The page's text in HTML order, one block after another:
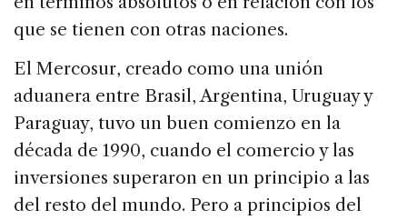
que se tienen con otras naciones.
El Mercosur, creado como una unión
aduanera entre Brasil, Argentina, Uruguay y
Paraguay, tuvo un buen comienzo en la
década de 1990, cuando el comercio y las
inversiones superaron en un principio a las
del resto del mundo. Pero a principios del